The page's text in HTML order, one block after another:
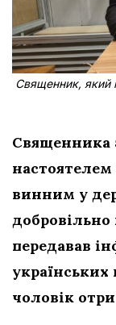
Священник, який
Священника
винним у
добровільно
передавав
чоловік